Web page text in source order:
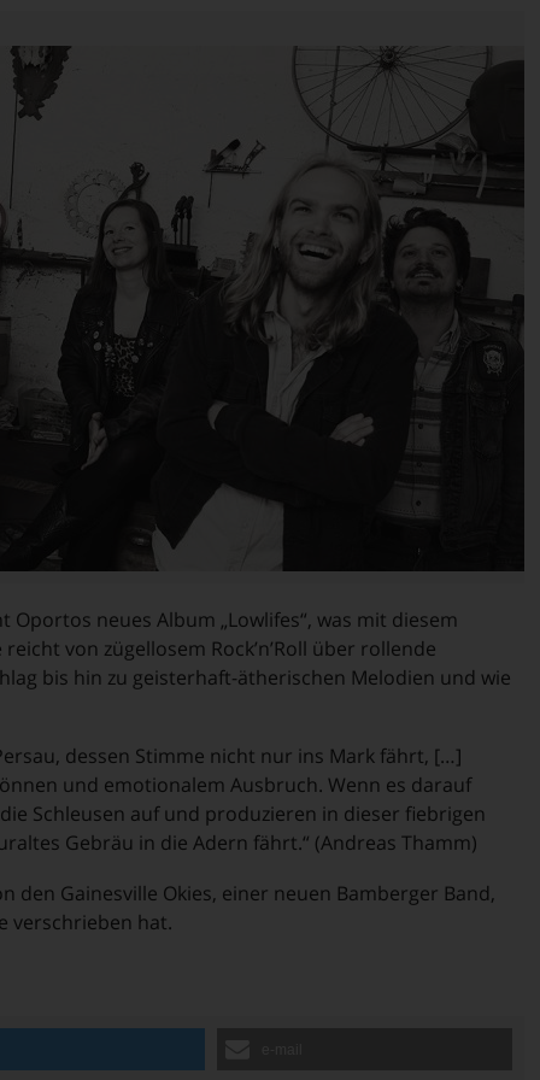
neues Album „Lowlifes“, was mit diesem
von zügellosem Rock’n’Roll über rollende
bis hin zu geisterhaft-ätherischen Melodien und wie
dessen Stimme nicht nur ins Mark fährt, […]
und emotionalem Ausbruch. Wenn es darauf
Schleusen auf und produzieren in dieser fiebrigen
Gebräu in die Adern fährt.“ (Andreas Thamm)
Gainesville Okies, einer neuen Bamberger Band,
verschrieben hat.